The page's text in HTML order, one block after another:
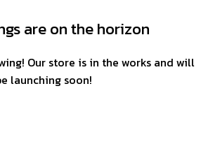
are on the horizon
Our store is in the works and will
launching soon!